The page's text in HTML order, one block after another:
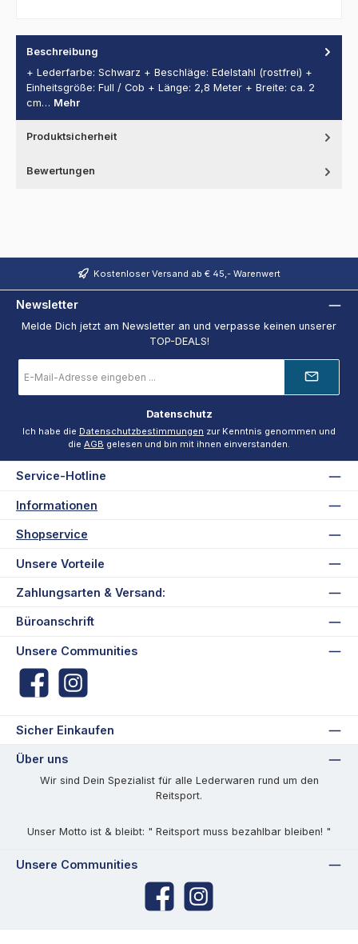
Beschreibung
+ Lederfarbe: Schwarz + Beschläge: Edelstahl (rostfrei) +
Einheitsgröße: Full / Cob + Länge: 2,8 Meter + Breite: ca. 2
cm… Mehr
Produktsicherheit
Bewertungen
Kostenloser Versand ab € 45,- Warenwert
Newsletter
Melde Dich jetzt am Newsletter an und verpasse keinen unserer
TOP-DEALS!
Mail-
Adresse
Datenschutz
Ich habe die Datenschutzbestimmungen zur Kenntnis genommen und
die AGB gelesen und bin mit ihnen einverstanden.
Service-Hotline
Informationen
Shopservice
Unsere Vorteile
Unsere Communities
FacebookInstagram
Zahlungsarten & Versand:
Büroanschrift
Sicher Einkaufen
Über uns
Wir sind Dein Spezialist für alle Lederwaren rund um den
Reitsport.
Unser Motto ist & bleibt: " Reitsport muss bezahlbar bleiben! "
Unsere Communities
FacebookInstagram